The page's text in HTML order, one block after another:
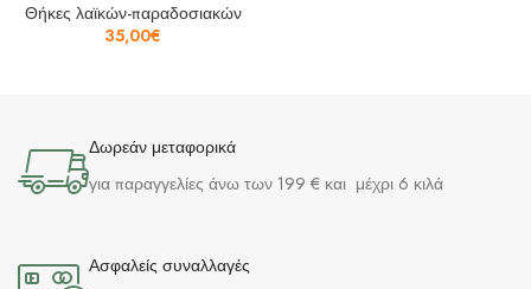
Θήκες λαϊκών-παραδοσιακών
35,00€
Δωρεάν μεταφορικά
για παραγγελίες άνω των 199 € και μέχρι 6 κιλά
Ασφαλείς συναλλαγές